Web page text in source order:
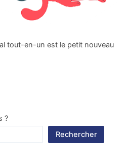
tout-en-un est le petit nouveau
?
Rechercher